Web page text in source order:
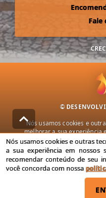
Fale
©
Nós usamos cookies e
melhorar a sua experiência
publicidade e recomendar
nossos serviços, você
Política de
Nós usamos cookies e outras
a sua experiência em nossos
recomendar conteúdo de seu
você concorda com nossa